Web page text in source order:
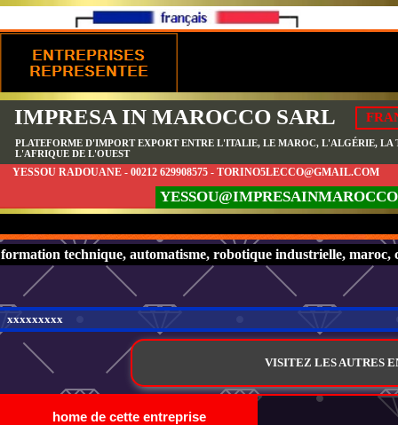
IMPRESA IN MAROCCO SARL
PLATEFORME D'IMPORT EXPORT ENTRE L'ITALIE, LE MAROC, L'ALGÉRIE, LA
L'AFRIQUE DE L'OUEST
YESSOU RADOUANE - 00212 629908575 - TORINO5LECCO@GMAIL.COM
formation technique, automatisme, robotique industrielle,
xxxxxxxxx
VISITEZ LES AUTRES
home de cette entreprise